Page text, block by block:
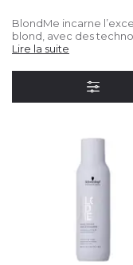
BlondMe incarne
blond, avec des
sur-mesure et une
audacieux.
Lire la suite